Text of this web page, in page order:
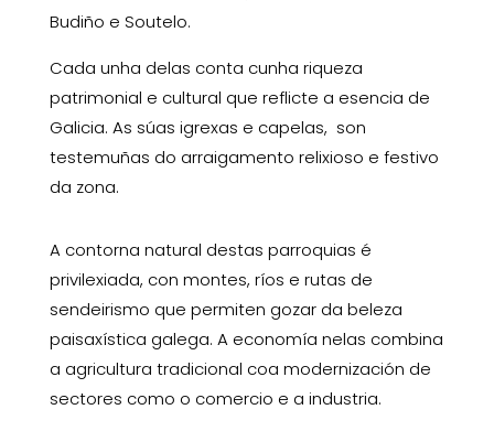
Budiño e Soutelo.
Cada unha delas conta cunha riqueza
patrimonial e cultural que reflicte a esencia de
Galicia. As súas igrexas e capelas, son
testemuñas do arraigamento relixioso e festivo
da zona.
A contorna natural destas parroquias é
privilexiada, con montes, ríos e rutas de
sendeirismo que permiten gozar da beleza
paisaxística galega. A economía nelas combina
a agricultura tradicional coa modernización de
sectores como o comercio e a industria.